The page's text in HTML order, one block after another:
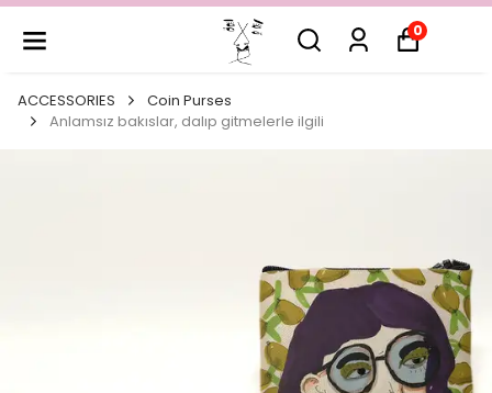
0
ACCESSORIES
Coin Purses
Anlamsız bakıslar, dalıp gitmelerle ilgili